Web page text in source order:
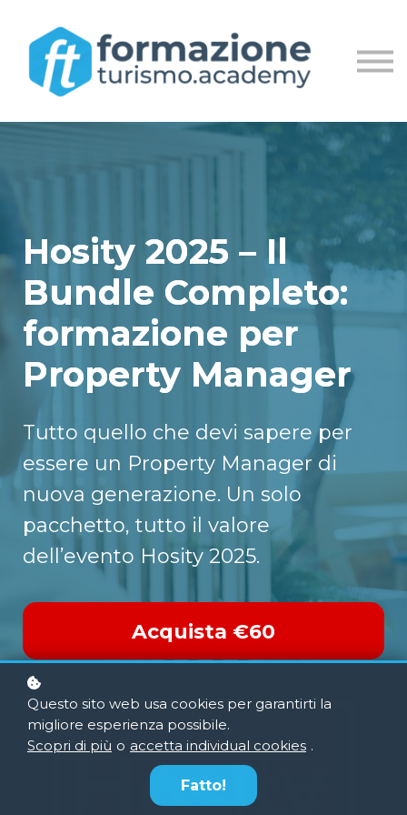
LIVE STREAM
ACCEDI
Hosity 2025 – Il
Bundle Completo:
formazione per
Property Manager
Tutto quello che devi sapere per
essere un Property Manager di
nuova generazione. Un solo
pacchetto, tutto il valore
dell’evento Hosity 2025.
Acquista €60
Questo sito web usa cookies per garantirti la
migliore esperienza possibile.
Scopri di più o accetta individual cookies .
Fatto!